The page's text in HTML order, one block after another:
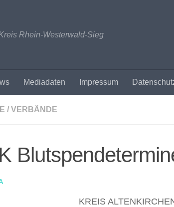
Rhein-Westerwald-Sieg
Mediadaten Impressum
/ VERBÄNDE
KREIS